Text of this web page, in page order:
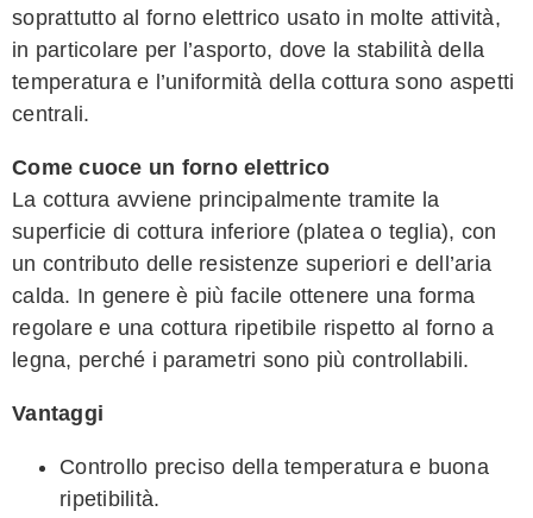
soprattutto al forno elettrico usato in molte attività,
in particolare per l’asporto, dove la stabilità della
temperatura e l’uniformità della cottura sono aspetti
centrali.
Come cuoce un forno elettrico
La cottura avviene principalmente tramite la
superficie di cottura inferiore (platea o teglia), con
un contributo delle resistenze superiori e dell’aria
calda. In genere è più facile ottenere una forma
regolare e una cottura ripetibile rispetto al forno a
legna, perché i parametri sono più controllabili.
Vantaggi
Controllo preciso della temperatura e buona
ripetibilità.